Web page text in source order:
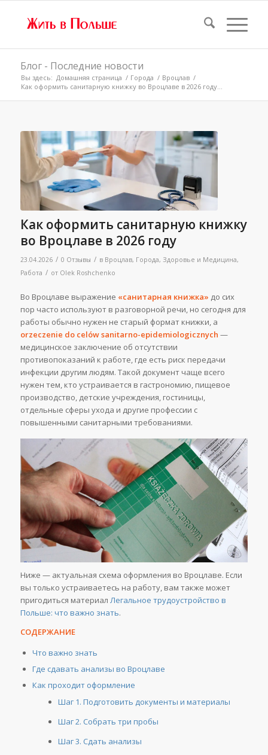
Блог - Последние новости
Вы здесь: Домашняя страница / Города / Вроцлав /
Как оформить санитарную книжку во Вроцлаве в 2026 году...
Как оформить санитарную книжку
во Вроцлаве в 2026 году
23.04.2026 / 0 Отзывы / в Вроцлав, Города, Здоровье и Медицина,
Работа / от Olek Roshchenko
Во Вроцлаве выражение «санитарная книжка» до сих
пор часто используют в разговорной речи, но сегодня для
работы обычно нужен не старый формат книжки, а
orzeczenie do celów sanitarno-epidemiologicznych —
медицинское заключение об отсутствии
противопоказаний к работе, где есть риск передачи
инфекции другим людям. Такой документ чаще всего
нужен тем, кто устраивается в гастрономию, пищевое
производство, детские учреждения, гостиницы,
отдельные сферы ухода и другие профессии с
повышенными санитарными требованиями.
Ниже — актуальная схема оформления во Вроцлаве. Если
вы только устраиваетесь на работу, вам также может
пригодиться материал Легальное трудоустройство в
Польше: что важно знать.
СОДЕРЖАНИЕ
Что важно знать
Где сдавать анализы во Вроцлаве
Как проходит оформление
Шаг 1. Подготовить документы и материалы
Шаг 2. Собрать три пробы
Шаг 3. Сдать анализы